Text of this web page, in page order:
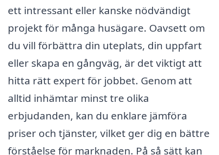
ett intressant eller kanske nödvändigt
projekt för många husägare. Oavsett om
du vill förbättra din uteplats, din uppfart
eller skapa en gångväg, är det viktigt att
hitta rätt expert för jobbet. Genom att
alltid inhämtar minst tre olika
erbjudanden, kan du enklare jämföra
priser och tjänster, vilket ger dig en bättre
förståelse för marknaden. På så sätt kan